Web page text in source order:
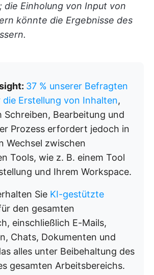
die Einholung von Input von
könnte die Ergebnisse des
37 % unserer Befragten
Erstellung von Inhalten,
Schreiben, Bearbeitung und
Prozess erfordert jedoch in
Wechsel zwischen
Tools, wie z. B. einem Tool
und Ihrem Workspace.
Sie KI-gestützte
den gesamten
einschließlich E-Mails,
Chats, Dokumenten und
alles unter Beibehaltung des
gesamten Arbeitsbereichs.